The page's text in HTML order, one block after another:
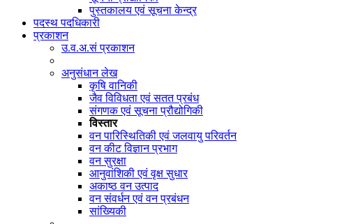
पुस्तकालय एवं सूचना केन्द्र
पदस्थ पदधिकारी
प्रकाशन
उ.व.अ.सं प्रकाशन
अनुसंधान लेख
कृषि वानिकी
जैव विविधता एवं सतत प्रबंध
संगणक एवं सूचना प्रौद्योगिकी
विस्तार
वन पारिस्थितिकी एवं जलवायु परिवर्तन
वन कीट विज्ञान प्रभाग
वन सुरक्षा
आनुवांशिकी एवं वृक्ष सुधार
अकाष्ठ वन उत्पाद
वन संवर्धन एवं वन प्रबंधन
सांख्यिकी